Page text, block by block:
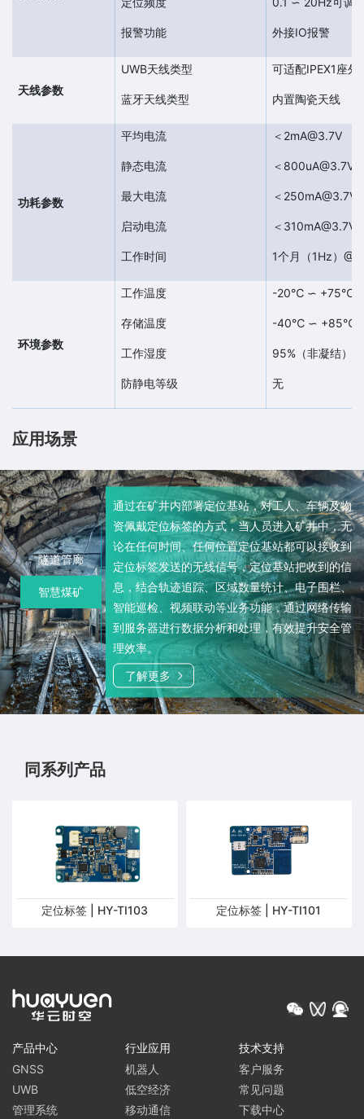
报警功能 外接IO报警
天线参数
UWB天线类型
蓝牙天线类型
可适配IPEX1座
内置陶瓷天线
功耗参数
平均电流
静态电流
最大电流
启动电流
工作时间
＜2mA@3.7V
＜800uA@3.7V
＜250mA@3.7V
＜310mA@3.7V
1个月（1Hz）
环境参数
工作温度
存储温度
工作湿度
防静电等级
-20℃ ∽ +75℃
-40℃ ∽ +85℃
95%（非凝结）
无
应用场景
隧道、地下轨道交通、矿井的建筑施工环境艰苦
恶劣、事故多发、管理复杂，施工过程中迫切需
要能够保障施工人员安全的管理系统，实现管理
的现代化、信息化，提升作业人员的管理效率，
同时保障人员的安全。
了解更多
通过在矿井内部署定位基站，对工人、车辆及物
资佩戴定位标签的方式，当人员进入矿井中，无
论在任何时间、任何位置定位基站都可以接收到
定位标签发送的无线信号，定位基站把收到的信
息，结合轨迹追踪、区域数量统计、电子围栏、
智能巡检、视频联动等业务功能，通过网络传输
到服务器进行数据分析和处理，有效提升安全管
理效率。
了解更多
隧道管廊
智慧煤矿
同系列产品
定位标签 | HY-TI103 定位标签 | HY-TI101
产品中心
GNSS
UWB
管理系统
行业应用
机器人
低空经济
移动通信
技术支持
客户服务
常见问题
下载中心